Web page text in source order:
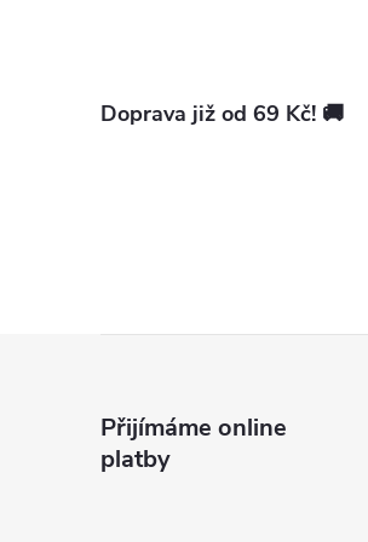
Doprava již od 69 Kč! 🚚
15110M0110
Přijímáme online
platby